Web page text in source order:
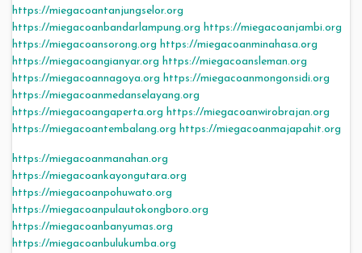
https://miegacoantanjungselor.org
https://miegacoanbandarlampung.org https://miegacoanjambi.org
https://miegacoansorong.org https://miegacoanminahasa.org
https://miegacoangianyar.org https://miegacoansleman.org
https://miegacoannagoya.org https://miegacoanmongonsidi.org
https://miegacoanmedanselayang.org
https://miegacoangaperta.org https://miegacoanwirobrajan.org
https://miegacoantembalang.org https://miegacoanmajapahit.org
https://miegacoanmanahan.org
https://miegacoankayongutara.org
https://miegacoanpohuwato.org
https://miegacoanpulautokongboro.org
https://miegacoanbanyumas.org
https://miegacoanbulukumba.org